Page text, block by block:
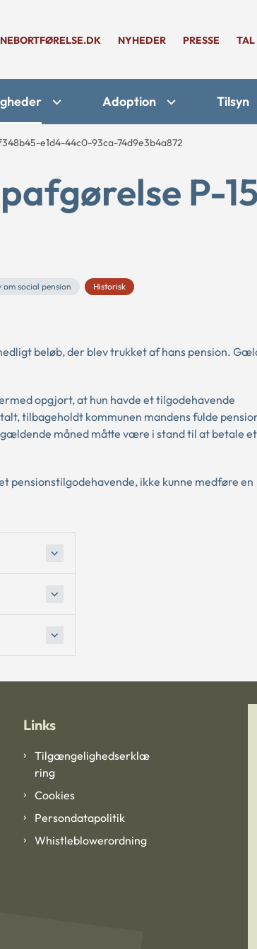
NYHEDER PRESSE TAL
Adoption Tilsyn
e1d4-44c0-93ca-74d9e3b4a872
P-
om social pension Historisk
beløb, der blev trukket af hans pension.
opgjort, at hun havde et tilgodehavende
tilbageholdt kommunen mandens fulde
måned måtte være i stand til at betale et
ikke kunne medføre en
Links
Tilgængelighedserklæ
ring
Cookies
Persondatapolitik
Whistleblowerordning